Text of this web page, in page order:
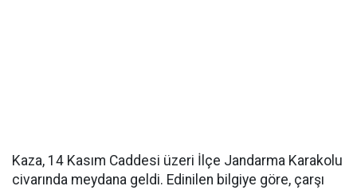
Kaza, 14 Kasım Caddesi üzeri İlçe Jandarma Karakolu
civarında meydana geldi. Edinilen bilgiye göre, çarşı